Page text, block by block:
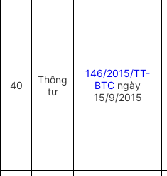
40
Thông
tư
146/2015/TT-
BTC ngày
15/9/2015